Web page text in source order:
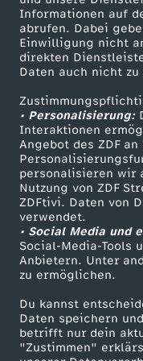
Informationen auf
abrufen. Dabei
Einwilligung nicht
direkten
Daten auch nicht
• Personalisierung:
Interaktionen
Angebot des ZDF
personalisieren wir
Nutzung von ZDF
ZDFtivi. Daten von
verwendet.
• Social Media und
Social-Media-Tools
Anbietern. Unter
zu ermöglichen.
Du kannst
Daten speichern
betrifft nur dein
"Zustimmen"
f
S
t
r
e
i
f
e
m
a
t
e
S
c
h
w
e
s
t
e
r
e
n
t
e
u
e
r
a
t
e
N
i
g
h
t
ZDF-Apps
Smart TV
ZDFtext
Livestreams
Sendungen A-Z
TV-Programm
ZDF Unternehmen
Karriere
ZDF goes Schule
Werbefernsehen